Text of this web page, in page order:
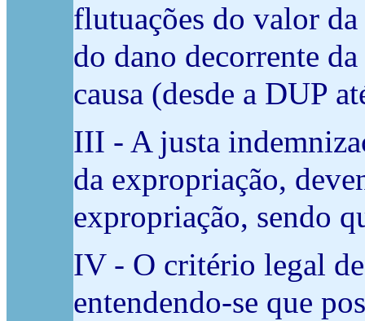
flutuações do valor
do dano decorrente
causa (desde a DUP
III - A justa
da expropriação,
expropriação, sendo
IV - O critério legal
entendendo-se que